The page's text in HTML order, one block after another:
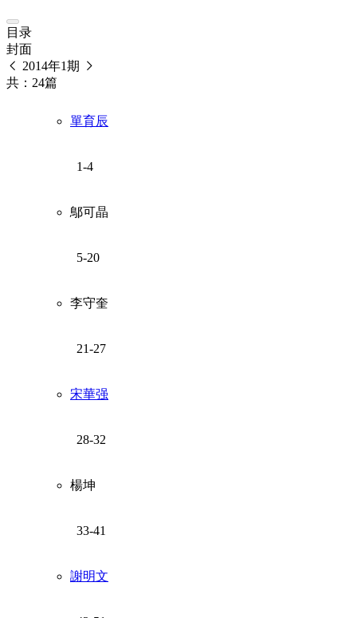
目录
封面
2014年1期
共：24篇
單育辰
1-4
鄥可晶
5-20
李守奎
21-27
宋華强
28-32
楊坤
33-41
謝明文